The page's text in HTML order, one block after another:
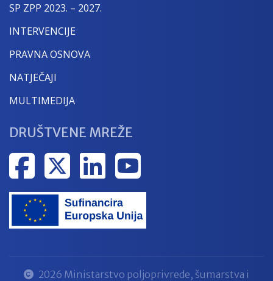
SP ZPP 2023. – 2027.
INTERVENCIJE
PRAVNA OSNOVA
NATJEČAJI
MULTIMEDIJA
DRUŠTVENE MREŽE
2026 Ministarstvo poljoprivrede, šumarstva i